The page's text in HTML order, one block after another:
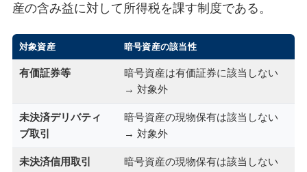
産の含み益に対して所得税を課す制度である。
対象資産 暗号資産の該当性
有価証券等
暗号資産は有価証券に該当しない
→ 対象外
未決済デリバティ
ブ取引
暗号資産の現物保有は該当しない
→ 対象外
未決済信用取引
暗号資産の現物保有は該当しない